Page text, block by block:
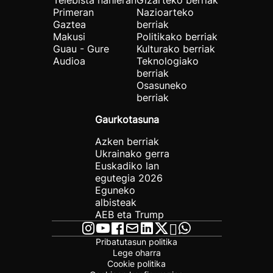
Primeran
Gaztea
Makusi
Guau - Gure
Audioa
Nazioarteko
berriak
Politikako berriak
Kulturako berriak
Teknologiako
berriak
Osasuneko
berriak
Gaurkotasuna
Azken berriak
Ukrainako gerra
Euskadiko lan
egutegia 2026
Eguneko
albisteak
AEB eta Trump
Pribatutasun politika
Lege oharra
Cookie politika